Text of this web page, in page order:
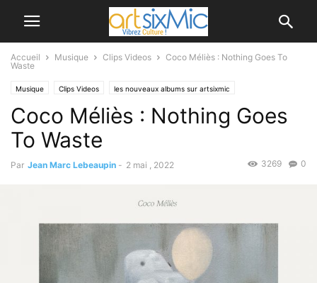
Accueil Musique Clips Videos
Coco Méliès : Nothing Goes To
Waste
Musique Clips Videos les nouveaux albums sur artsixmic
Coco Méliès : Nothing Goes
To Waste
Par Jean Marc Lebeaupin - 2 mai , 2022 0
3269